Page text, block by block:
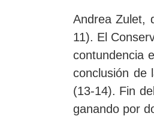
Andrea Zulet,
11). El
contundencia
conclusión de
(13-14). Fin
ganando por